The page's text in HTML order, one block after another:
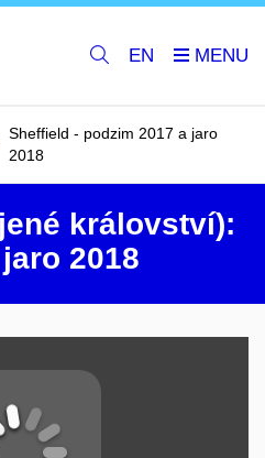
EN
Sheffield - podzim 2017 a jaro
2018
království):
2018